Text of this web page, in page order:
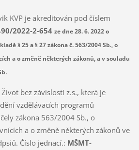
KVP je akreditován pod číslem
2022-2-654 ze dne 28. 6. 2022 o
§ 25 a § 27 zákona č. 563/2004 Sb., o
a o změně některých zákonů, a v souladu
.
bez závislostí z.s., která je
vzdělávacích programů
zákona 563/2004 Sb., o
a o změně některých zákonů ve
Číslo jednací.: MŠMT-